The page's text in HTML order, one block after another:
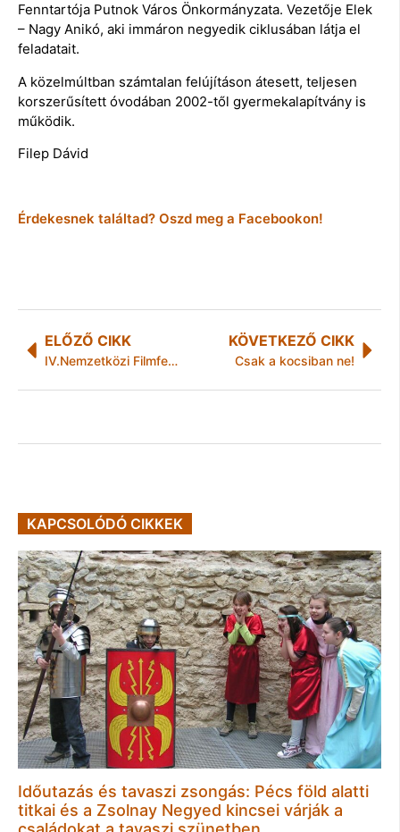
Fenntartója Putnok Város Önkormányzata. Vezetője Elek
– Nagy Anikó, aki immáron negyedik ciklusában látja el
feladatait.
A közelmúltban számtalan felújításon átesett, teljesen
korszerűsített óvodában 2002-től gyermekalapítvány is
működik.
Filep Dávid
Érdekesnek találtad? Oszd meg a Facebookon!
ELŐZŐ CIKK
IV.Nemzetközi Filmfesztivál Gödöllőn
KÖVETKEZŐ CIKK
Csak a kocsiban ne!
KAPCSOLÓDÓ CIKKEK
Időutazás és tavaszi zsongás: Pécs föld alatti
titkai és a Zsolnay Negyed kincsei várják a